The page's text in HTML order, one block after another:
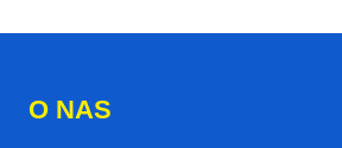
O NAS